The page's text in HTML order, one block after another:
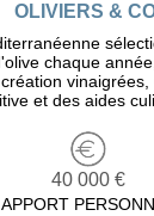
OLIVIERS &
chaque
et des aides
40 000 €
APPORT